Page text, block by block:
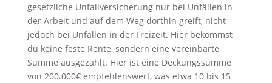
gesetzliche Unfallversicherung nur bei Unfällen in
der Arbeit und auf dem Weg dorthin greift, nicht
jedoch bei Unfällen in der Freizeit. Hier bekommst
du keine feste Rente, sondern eine vereinbarte
Summe ausgezahlt. Hier ist eine Deckungssumme
von 200.000€ empfehlenswert, was etwa 10 bis 15